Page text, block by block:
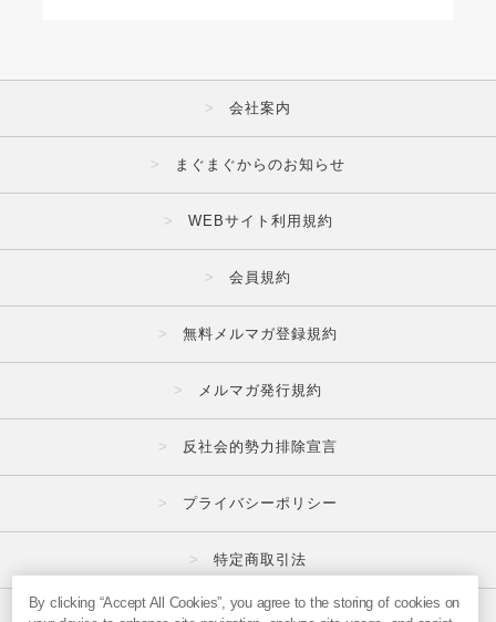
会社案内
まぐまぐからのお知らせ
WEBサイト利用規約
会員規約
無料メルマガ登録規約
メルマガ発行規約
反社会的勢力排除宣言
プライバシーポリシー
特定商取引法
広告掲載はこちら
By clicking “Accept All Cookies”, you agree to the storing of cookies on